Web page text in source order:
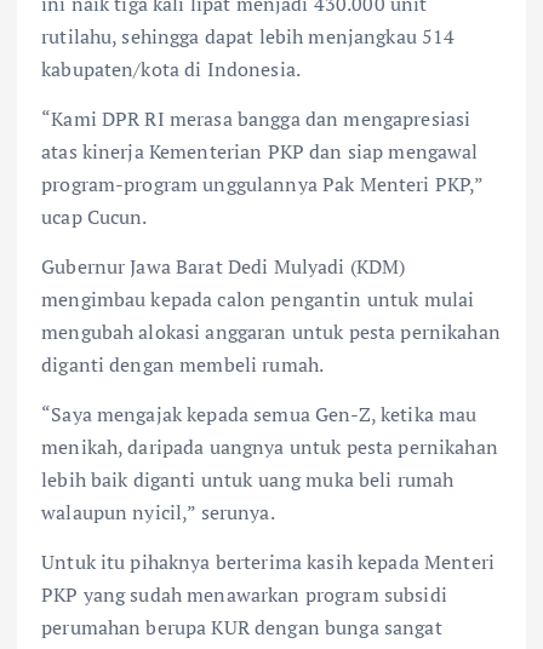
rutilahu, sehingga dapat lebih menjangkau 514
kabupaten/kota di Indonesia.
“Kami DPR RI merasa bangga dan mengapresiasi
atas kinerja Kementerian PKP dan siap mengawal
program-program unggulannya Pak Menteri PKP,”
ucap Cucun.
Gubernur Jawa Barat Dedi Mulyadi (KDM)
mengimbau kepada calon pengantin untuk mulai
mengubah alokasi anggaran untuk pesta pernikahan
diganti dengan membeli rumah.
“Saya mengajak kepada semua Gen-Z, ketika mau
menikah, daripada uangnya untuk pesta pernikahan
lebih baik diganti untuk uang muka beli rumah
walaupun nyicil,” serunya.
Untuk itu pihaknya berterima kasih kepada Menteri
PKP yang sudah menawarkan program subsidi
perumahan berupa KUR dengan bunga sangat